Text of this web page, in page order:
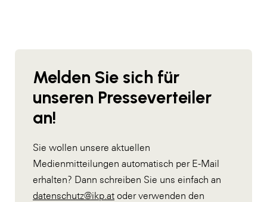
Melden Sie sich für
unseren Presseverteiler
an!
Sie wollen unsere aktuellen
Medienmitteilungen automatisch per E-Mail
erhalten? Dann schreiben Sie uns einfach an
datenschutz@ikp.at oder verwenden den